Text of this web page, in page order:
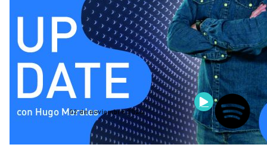
02 de noviembre 2024